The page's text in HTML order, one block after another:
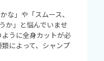
な」や「スムース、
か」と悩んでいませ
うに全身カットが必
によって、シャンプ